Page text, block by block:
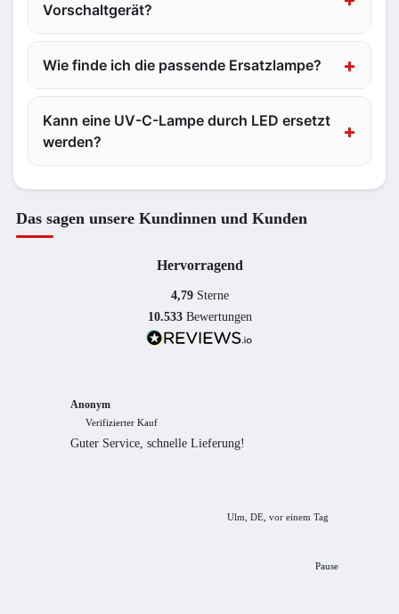
Vorschaltgerät?
Wie finde ich die passende Ersatzlampe?
Kann eine UV-C-Lampe durch LED ersetzt
werden?
Das sagen unsere Kundinnen und Kunden
Hervorragend
4,79 Sterne
10.533 Bewertungen
Anonym
Verifizierter Kauf
Guter Service, schnelle Lieferung!
Ulm, DE, vor einem Tag
Pause